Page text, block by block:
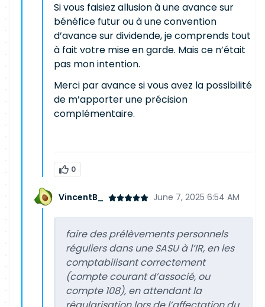
Si vous faisiez allusion à une avance sur
bénéfice futur ou à une convention
d’avance sur dividende, je comprends tout
à fait votre mise en garde. Mais ce n’était
pas mon intention.
Merci par avance si vous avez la possibilité
de m’apporter une précision
complémentaire.
0
VincentB_ June 7, 2025 6:54 AM
faire des prélèvements personnels
réguliers dans une SASU à l’IR, en les
comptabilisant correctement
(compte courant d’associé, ou
compte 108), en attendant la